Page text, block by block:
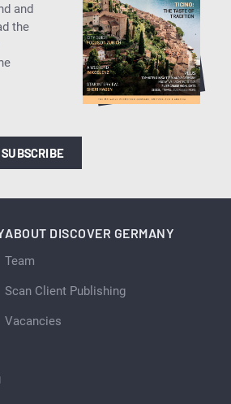
and
the
SUBSCRIBE
ABOUT DISCOVER GERMANY
Team
Scan Client Publishing
Vacancies